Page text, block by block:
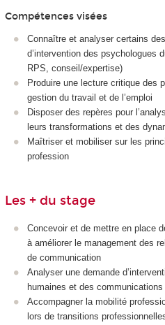
Compétences visées
Connaître et analyser certains
d’intervention des psychologues
RPS, conseil/expertise)
Produire une lecture critique des
gestion du travail et de l’emploi
Disposer des repères pour
leurs transformations et des
Maîtriser et mobiliser sur les
profession
Les + du stage
Concevoir et de mettre en place
à améliorer le management des
de communication
Analyser une demande
humaines et des
Accompagner la mobilité
lors de transitions